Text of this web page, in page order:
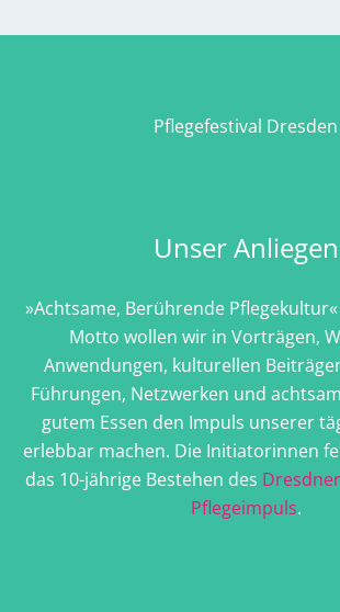
Pflegefestival Dresden
Unser Anliegen
»Achtsame, Berührende
Motto wollen wir in Vorträgen,
Anwendungen, kulturellen
Führungen, Netzwerken und
gutem Essen den Impuls unserer
erlebbar machen. Die Initiatorinnen
das 10-jährige Bestehen des
Pflegeimpuls.